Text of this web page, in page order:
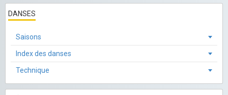
DANSES
Saisons
Index des danses
Technique